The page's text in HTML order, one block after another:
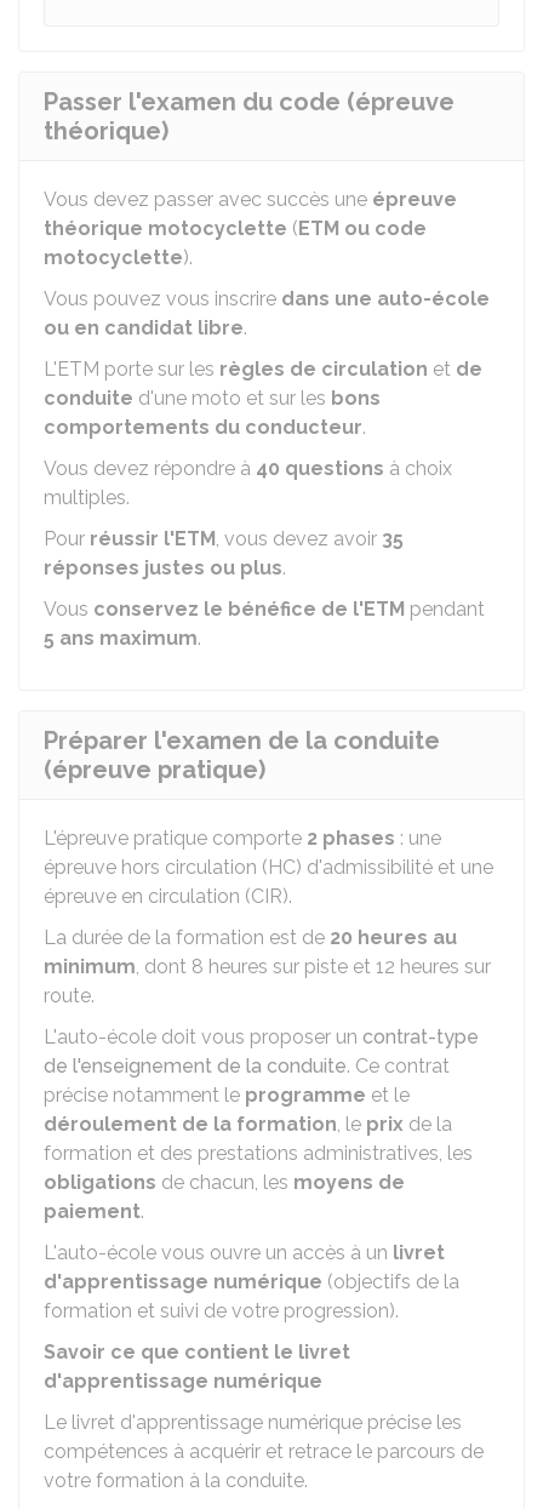
Passer l'examen du code (épreuve
théorique)
Vous devez passer avec succès une épreuve
théorique motocyclette (ETM ou code
motocyclette).
Vous pouvez vous inscrire dans une auto-école
ou en candidat libre.
L'ETM porte sur les règles de circulation et de
conduite d'une moto et sur les bons
comportements du conducteur.
Vous devez répondre à 40 questions à choix
multiples.
Pour réussir l'ETM, vous devez avoir 35
réponses justes ou plus.
Vous conservez le bénéfice de l'ETM pendant
5 ans maximum.
Préparer l'examen de la conduite
(épreuve pratique)
L'épreuve pratique comporte 2 phases : une
épreuve hors circulation (HC) d'admissibilité et une
épreuve en circulation (CIR).
La durée de la formation est de 20 heures au
minimum, dont 8 heures sur piste et 12 heures sur
route.
L'auto-école doit vous proposer un contrat-type
de l'enseignement de la conduite. Ce contrat
précise notamment le programme et le
déroulement de la formation, le prix de la
formation et des prestations administratives, les
obligations de chacun, les moyens de
paiement.
L'auto-école vous ouvre un accès à un livret
d'apprentissage numérique (objectifs de la
formation et suivi de votre progression).
Savoir ce que contient le livret
d'apprentissage numérique
Le livret d'apprentissage numérique précise les
compétences à acquérir et retrace le parcours de
votre formation à la conduite.